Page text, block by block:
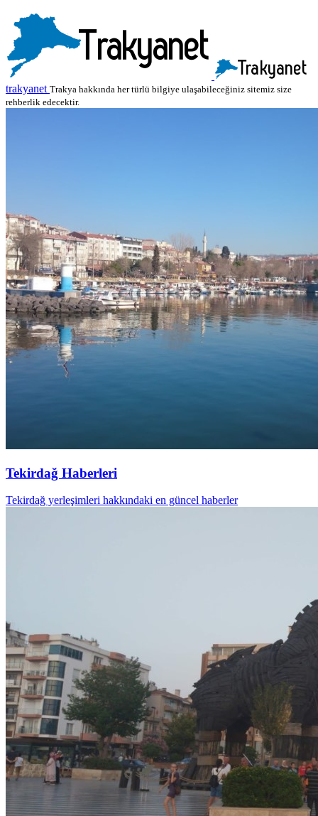
trakyanet Trakya hakkında her türlü bilgiye ulaşabileceğiniz sitemiz size
rehberlik edecektir.
Tekirdağ Haberleri
Tekirdağ yerleşimleri hakkındaki en güncel haberler